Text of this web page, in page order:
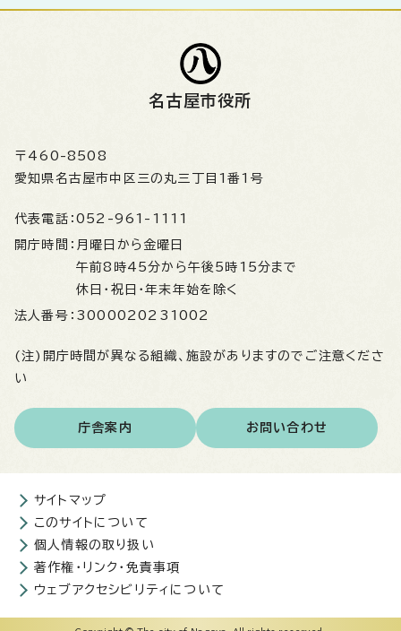
名古屋市役所
〒460-8508
愛知県名古屋市中区三の丸三丁目1番1号
代表電話： 052-961-1111
開庁時間： 月曜日から金曜日
午前8時45分から午後5時15分まで
休日・祝日・年末年始を除く
法人番号： 3000020231002
(注)開庁時間が異なる組織、施設がありますのでご注意くださ
い
庁舎案内 お問い合わせ
サイトマップ
このサイトについて
個人情報の取り扱い
著作権・リンク・免責事項
ウェブアクセシビリティについて